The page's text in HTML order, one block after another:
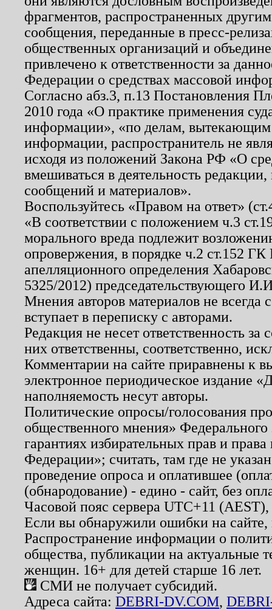
фрагментов, распространенных
сообщения, переданные в пресс-
общественных организаций и
привлечено к ответственности за
Федерации о средствах массовой
Согласно абз.3, п.13 Постановления
2010 года «О практике применения
информации», «по делам, вытекающим
информации, распространитель не
исходя из положений Закона РФ «О
вмешиваться в деятельность
сообщений и материалов».
Воспользуйтесь «Правом на ответ»
«В соответствии с положением ч.3
морального вреда подлежит
опровержения, в порядке ч.2 ст.152
апелляционного определения
5325/2012) председательствующего
Мнения авторов материалов не
вступает в переписку с авторами.
Редакция не несет ответственность
них ответственны, соответственно,
Комментарии на сайте приравнены к
электронное периодическое издание
наполняемость несут авторы.
Политические опросы/голосования
общественного мнения»
гарантиях избирательных прав и
Федерации»; считать, там где не
проведение опроса и оплатившее
(обнародование) - едино - сайт, без
Часовой пояс сервера UTC+11
Если вы обнаружили ошибки на
Распространение информации о
общества, публикации на актуальные
женщин. 16+ для детей старше 16 лет.
СМИ не получает субсидий.
Адреса сайта: DEBRI-DV.COM,